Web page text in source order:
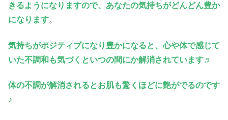
きるようになりますので、あなたの気持ちがどんどん豊か
になります。
気持ちがポジティブになり豊かになると、心や体で感じて
いた不調和も気づくといつの間にか解消されています♬
体の不調が解消されるとお肌も驚くほどに艶がでるのです
♪